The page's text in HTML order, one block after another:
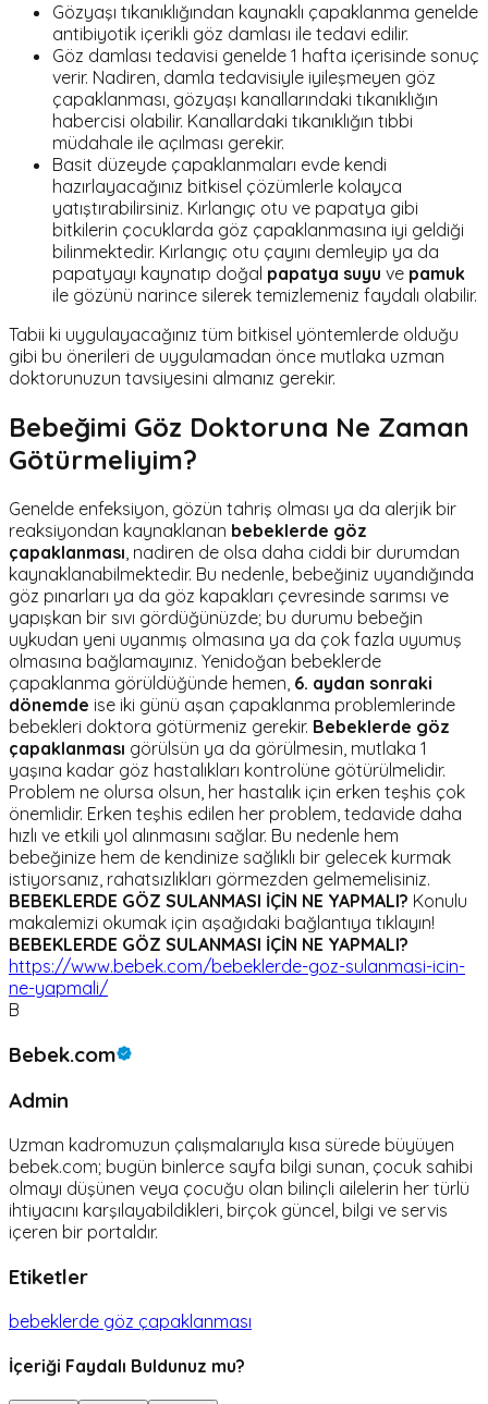
Gözyaşı tıkanıklığından kaynaklı çapaklanma genelde
antibiyotik içerikli göz damlası ile tedavi edilir.
Göz damlası tedavisi genelde 1 hafta içerisinde sonuç
verir. Nadiren, damla tedavisiyle iyileşmeyen göz
çapaklanması, gözyaşı kanallarındaki tıkanıklığın
habercisi olabilir. Kanallardaki tıkanıklığın tıbbi
müdahale ile açılması gerekir.
Basit düzeyde çapaklanmaları evde kendi
hazırlayacağınız bitkisel çözümlerle kolayca
yatıştırabilirsiniz. Kırlangıç otu ve papatya gibi
bitkilerin çocuklarda göz çapaklanmasına iyi geldiği
bilinmektedir. Kırlangıç otu çayını demleyip ya da
papatyayı kaynatıp doğal papatya suyu ve pamuk
ile gözünü narince silerek temizlemeniz faydalı olabilir.
Tabii ki uygulayacağınız tüm bitkisel yöntemlerde olduğu
gibi bu önerileri de uygulamadan önce mutlaka uzman
doktorunuzun tavsiyesini almanız gerekir.
Bebeğimi Göz Doktoruna Ne Zaman
Götürmeliyim?
Genelde enfeksiyon, gözün tahriş olması ya da alerjik bir
reaksiyondan kaynaklanan bebeklerde göz
çapaklanması , nadiren de olsa daha ciddi bir durumdan
kaynaklanabilmektedir. Bu nedenle, bebeğiniz uyandığında
göz pınarları ya da göz kapakları çevresinde sarımsı ve
yapışkan bir sıvı gördüğünüzde; bu durumu bebeğin
uykudan yeni uyanmış olmasına ya da çok fazla uyumuş
olmasına bağlamayınız. Yenidoğan bebeklerde
çapaklanma görüldüğünde hemen, 6. aydan sonraki
dönemde ise iki günü aşan çapaklanma problemlerinde
bebekleri doktora götürmeniz gerekir. Bebeklerde göz
çapaklanması görülsün ya da görülmesin, mutlaka 1
yaşına kadar göz hastalıkları kontrolüne götürülmelidir.
Problem ne olursa olsun, her hastalık için erken teşhis çok
önemlidir. Erken teşhis edilen her problem, tedavide daha
hızlı ve etkili yol alınmasını sağlar. Bu nedenle hem
bebeğinize hem de kendinize sağlıklı bir gelecek kurmak
istiyorsanız, rahatsızlıkları görmezden gelmemelisiniz.
BEBEKLERDE GÖZ SULANMASI İÇİN NE YAPMALI? Konulu
makalemizi okumak için aşağıdaki bağlantıya tıklayın!
BEBEKLERDE GÖZ SULANMASI İÇİN NE YAPMALI?
https://www.bebek.com/bebeklerde-goz-sulanmasi-icin-
ne-yapmali/
B
Bebek.com
Admin
Uzman kadromuzun çalışmalarıyla kısa sürede büyüyen
bebek.com; bugün binlerce sayfa bilgi sunan, çocuk sahibi
olmayı düşünen veya çocuğu olan bilinçli ailelerin her türlü
ihtiyacını karşılayabildikleri, birçok güncel, bilgi ve servis
içeren bir portaldır.
Etiketler
bebeklerde göz çapaklanması
İçeriği Faydalı Buldunuz mu?